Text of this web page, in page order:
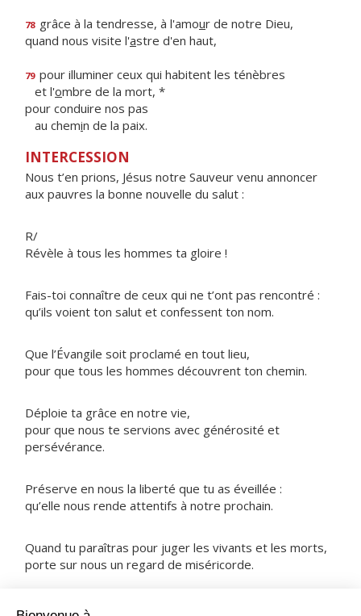
78 grâce à la tendresse, à l'amour de notre Dieu,
quand nous visite l'astre d'en haut,
79 pour illuminer ceux qui habitent les ténèbres
et l'ombre de la mort, *
pour conduire nos pas
au chemin de la paix.
INTERCESSION
Nous t’en prions, Jésus notre Sauveur venu annoncer
aux pauvres la bonne nouvelle du salut :
R/
Révèle à tous les hommes ta gloire !
Fais-toi connaître de ceux qui ne t’ont pas rencontré :
qu’ils voient ton salut et confessent ton nom.
Que l’Évangile soit proclamé en tout lieu,
pour que tous les hommes découvrent ton chemin.
Déploie ta grâce en notre vie,
pour que nous te servions avec générosité et
persévérance.
Préserve en nous la liberté que tu as éveillée :
qu’elle nous rende attentifs à notre prochain.
Quand tu paraîtras pour juger les vivants et les morts,
porte sur nous un regard de miséricorde.